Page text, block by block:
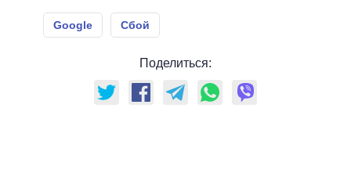
Google Сбой
Поделиться: